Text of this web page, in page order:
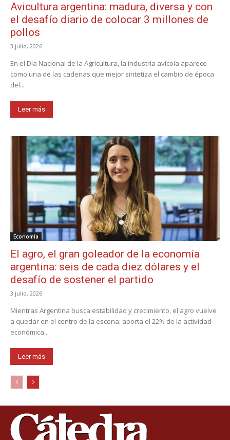
Avicultura argentina: madura, diversa y con
el desafío diario de colocar 3 millones de
pollos
3 julio, 2026
En el Día Nacional de la Agricultura, la industria avícola aparece
como una de las cadenas que mejor sintetiza el cambio de época
del...
Leer más
Economía
El agro, el gran goleador de la economía
argentina: seis de cada diez dólares y el
desafío de sostener el partido
3 julio, 2026
Mientras Argentina busca estabilidad y crecimiento, el agro vuelve
a quedar en el centro de la escena: aporta el 22% de la actividad
económica...
Leer más